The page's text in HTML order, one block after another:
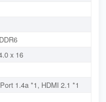
x 16
1.4a *1, HDMI 2.1 *1